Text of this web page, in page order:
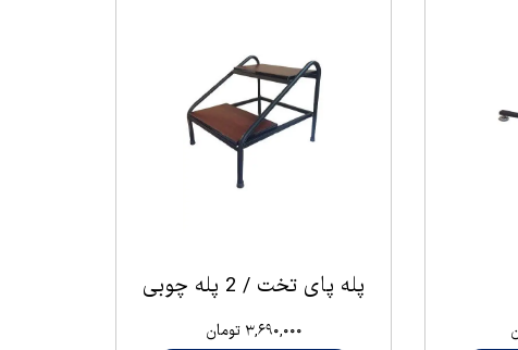
پله پای تخت / 2 پله چوبی
۳,۶۹۰,۰۰۰ تومان